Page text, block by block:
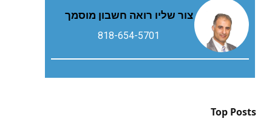
צור שליו רואה חשבון מוסמך
818-654-5701
Top Posts